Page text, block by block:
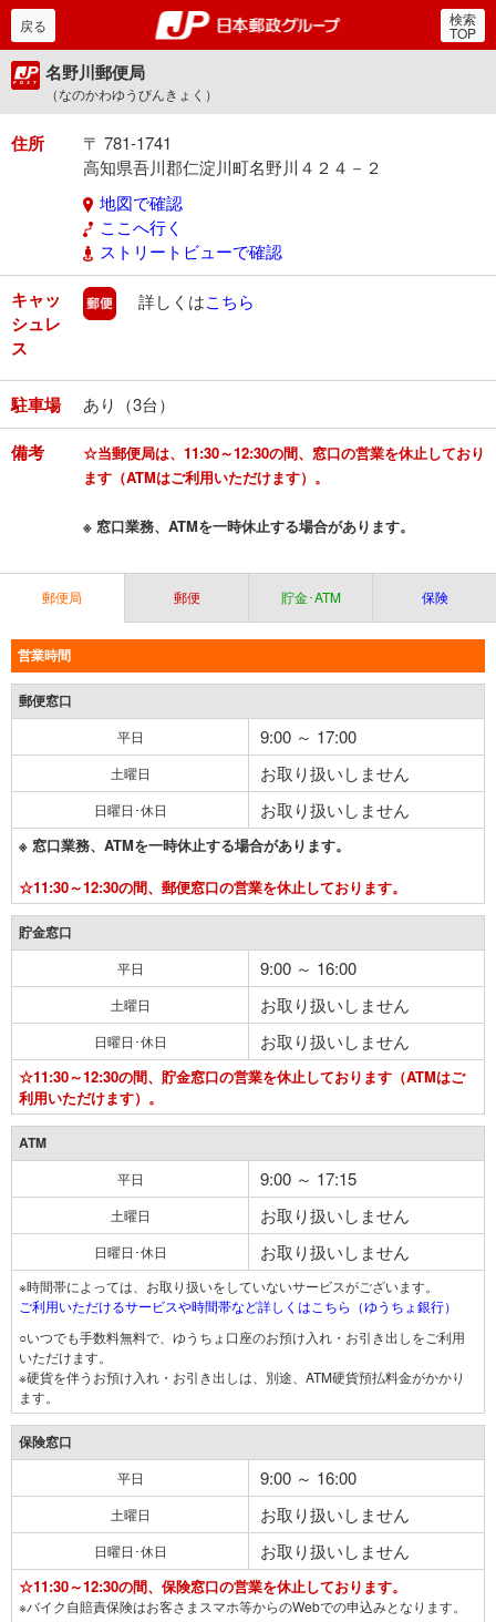
郵便局・日本郵政グルー
戻る 検索
TOP
名野川郵便局
（なのかわゆうびんきょく）
住所
〒 781-1741
高知県吾川郡仁淀川町名野川４２４－２
地図で確認
ここへ行く
ストリートビューで確認
キャッ
シュレ
ス
郵便
詳しくはこちら
駐車場 あり（3台）
備考
☆当郵便局は、11:30～12:30の間、窓口の営業を休止しており
ます（ATMはご利用いただけます）。
※ 窓口業務、ATMを一時休止する場合があります。
郵便局 郵便 貯金･ATM 保険
営業時間
郵便窓口
平日 9:00 ～ 17:00
土曜日 お取り扱いしません
日曜日･休日 お取り扱いしません
※ 窓口業務、ATMを一時休止する場合があります。
☆11:30～12:30の間、郵便窓口の営業を休止しております。
貯金窓口
平日 9:00 ～ 16:00
土曜日 お取り扱いしません
日曜日･休日 お取り扱いしません
☆11:30～12:30の間、貯金窓口の営業を休止しております（ATMはご
利用いただけます）。
ATM
平日 9:00 ～ 17:15
土曜日 お取り扱いしません
日曜日･休日 お取り扱いしません
※時間帯によっては、お取り扱いをしていないサービスがございます。
ご利用いただけるサービスや時間帯など詳しくはこちら（ゆうちょ銀行）
○いつでも手数料無料で、ゆうちょ口座のお預け入れ・お引き出しをご利用
いただけます。
※硬貨を伴うお預け入れ・お引き出しは、別途、ATM硬貨預払料金がかかり
ます。
保険窓口
平日 9:00 ～ 16:00
土曜日 お取り扱いしません
日曜日･休日 お取り扱いしません
☆11:30～12:30の間、保険窓口の営業を休止しております。
※バイク自賠責保険はお客さまスマホ等からのWebでの申込みとなります。